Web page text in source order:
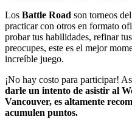
Los Battle Road son torneos
practicar con otros en formato
probar tus habilidades, refinar
preocupes, este es el mejor
increíble juego.
¡No hay costo para participar!
darle un intento de asistir al
Vancouver, es altamente
acumulen puntos.